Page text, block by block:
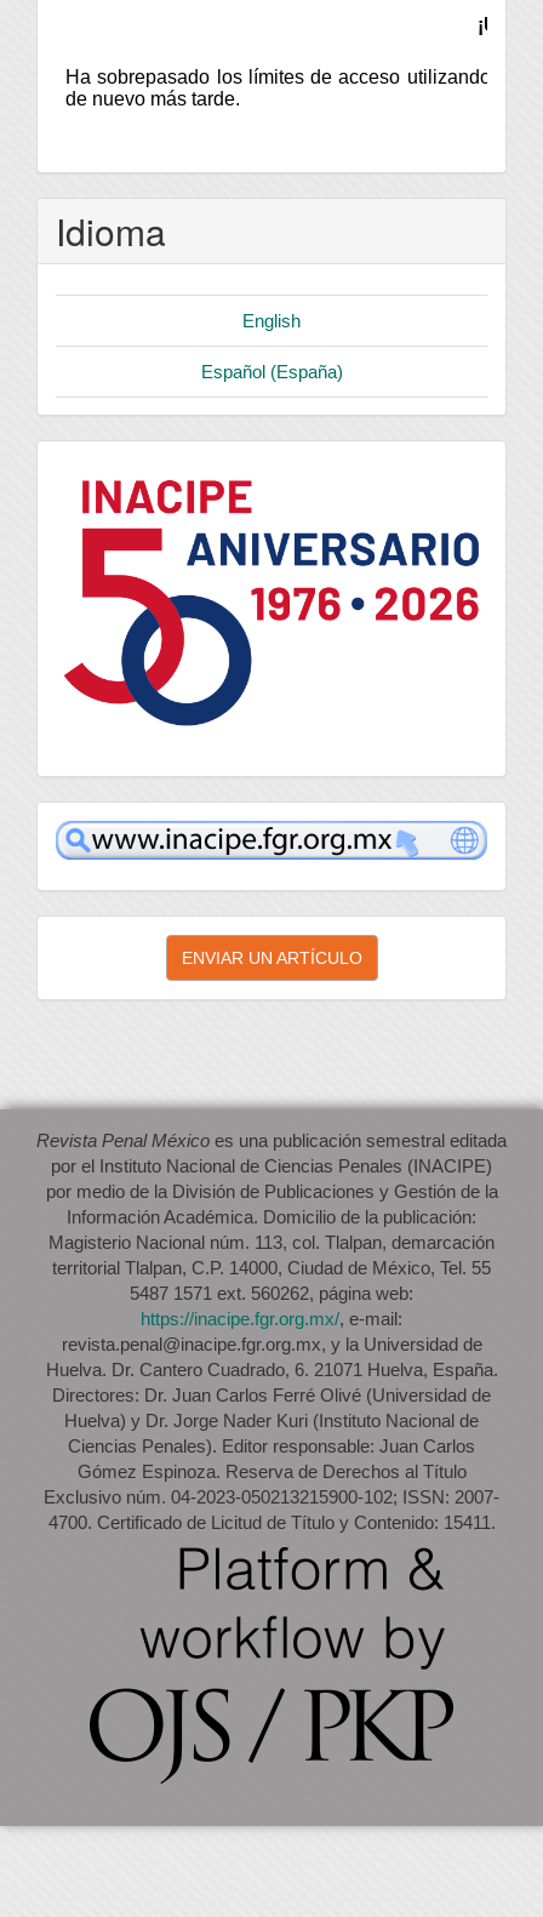
Idioma
English
Español (España)
logo
inacipe
Enviar
artículo
ENVIAR UN ARTÍCULO
Revista Penal México es una publicación semestral editada
por el Instituto Nacional de Ciencias Penales (INACIPE)
por medio de la División de Publicaciones y Gestión de la
Información Académica. Domicilio de la publicación:
Magisterio Nacional núm. 113, col. Tlalpan, demarcación
territorial Tlalpan, C.P. 14000, Ciudad de México, Tel. 55
5487 1571 ext. 560262, página web:
https://inacipe.fgr.org.mx/, e-mail:
revista.penal@inacipe.fgr.org.mx, y la Universidad de
Huelva. Dr. Cantero Cuadrado, 6. 21071 Huelva, España.
Directores: Dr. Juan Carlos Ferré Olivé (Universidad de
Huelva) y Dr. Jorge Nader Kuri (Instituto Nacional de
Ciencias Penales). Editor responsable: Juan Carlos
Gómez Espinoza. Reserva de Derechos al Título
Exclusivo núm. 04-2023-050213215900-102; ISSN: 2007-
4700. Certificado de Licitud de Título y Contenido: 15411.